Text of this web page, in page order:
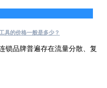
具的价格一般是多少？
锁品牌普遍存在流量分散、复